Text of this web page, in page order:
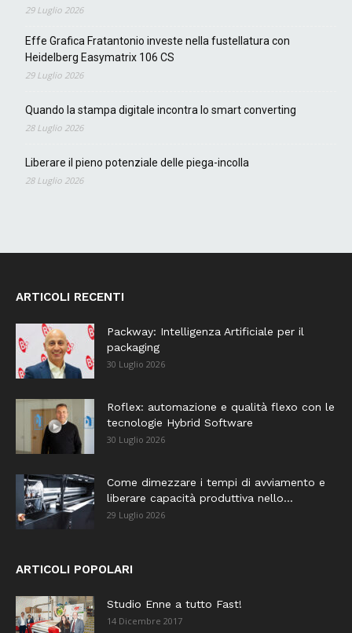
29 Luglio 2026
Effe Grafica Fratantonio investe nella fustellatura con
Heidelberg Easymatrix 106 CS
29 Luglio 2026
Quando la stampa digitale incontra lo smart converting
28 Luglio 2026
Liberare il pieno potenziale delle piega-incolla
28 Luglio 2026
ARTICOLI RECENTI
Packway: Intelligenza Artificiale per il
packaging
30 Luglio 2026
Roflex: automazione e qualità flexo con le
tecnologie Hybrid Software
30 Luglio 2026
Come dimezzare i tempi di avviamento e
liberare capacità produttiva nello...
29 Luglio 2026
ARTICOLI POPOLARI
Studio Enne a tutto Fast!
14 Dicembre 2017